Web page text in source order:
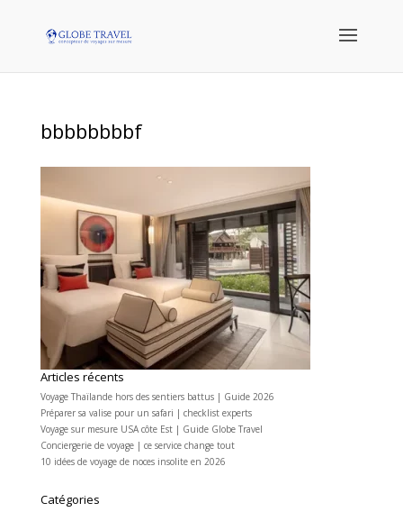
bbbbbbbbf
Articles récents
Voyage Thaïlande hors des sentiers battus | Guide 2026
Préparer sa valise pour un safari | checklist experts
Voyage sur mesure USA côte Est | Guide Globe Travel
Conciergerie de voyage | ce service change tout
10 idées de voyage de noces insolite en 2026
Catégories